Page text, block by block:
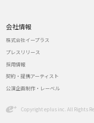
会社情報
株式会社イープラス
プレスリリース
採用情報
契約・提携アーティスト
公演企画制作・レーベル
Copyright eplus inc. All Rights